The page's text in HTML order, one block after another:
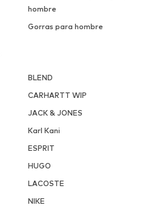
hombre
Gorras para hombre
BLEND
CARHARTT WIP
JACK & JONES
Karl Kani
ESPRIT
HUGO
LACOSTE
NIKE